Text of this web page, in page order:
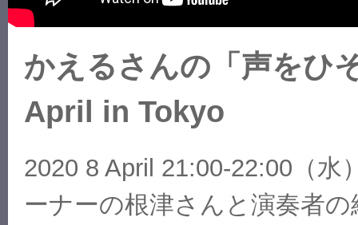
かえるさんの「声をひ
April in Tokyo
2020 8 April 21:00-22:00（
ーナーの根津さんと演奏者